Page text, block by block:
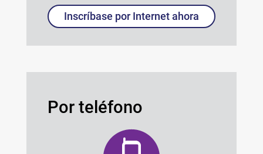
Inscríbase por Internet ahora
Por teléfono